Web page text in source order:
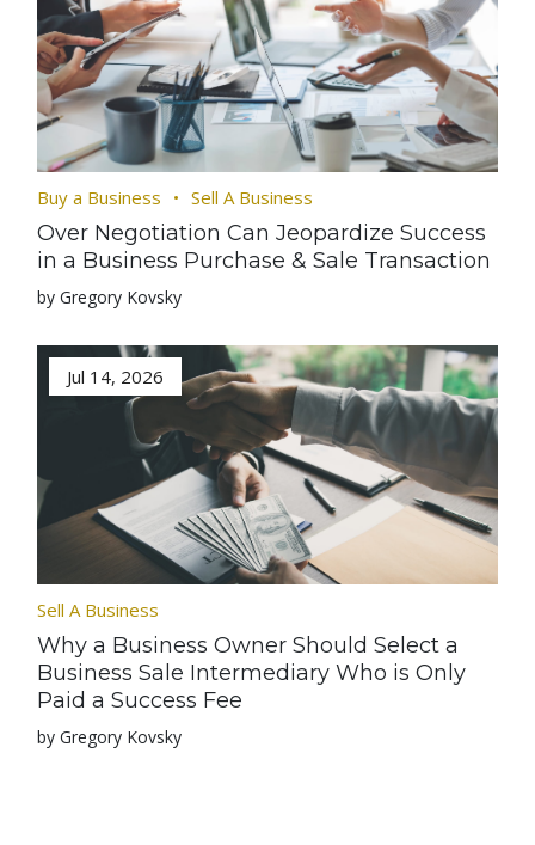
Buy a Business Sell A Business
Over Negotiation Can Jeopardize Success
in a Business Purchase & Sale Transaction
by Gregory Kovsky
Jul 14, 2026
Sell A Business
Why a Business Owner Should Select a
Business Sale Intermediary Who is Only
Paid a Success Fee
by Gregory Kovsky